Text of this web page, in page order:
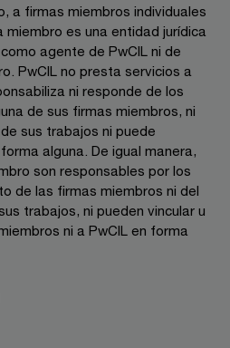
a firmas miembros individuales
es una entidad jurídica
agente de PwCIL ni de
PwCIL no presta servicios a
ni responde de los
de sus firmas miembros, ni
sus trabajos ni puede
alguna. De igual manera,
son responsables por los
de las firmas miembros ni del
trabajos, ni pueden vincular u
ni a PwCIL en forma